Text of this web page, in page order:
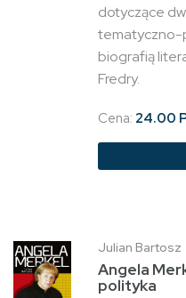
dotyczące
tematyczno-
biografią
Fredry.
Cena: 24.00
Julian Bartosz
Angela
polityka